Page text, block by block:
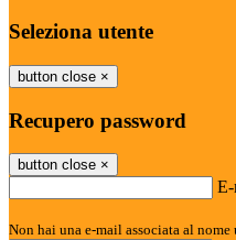
Seleziona utente
button close ×
Recupero password
button close ×
Non hai una e-mail associata al